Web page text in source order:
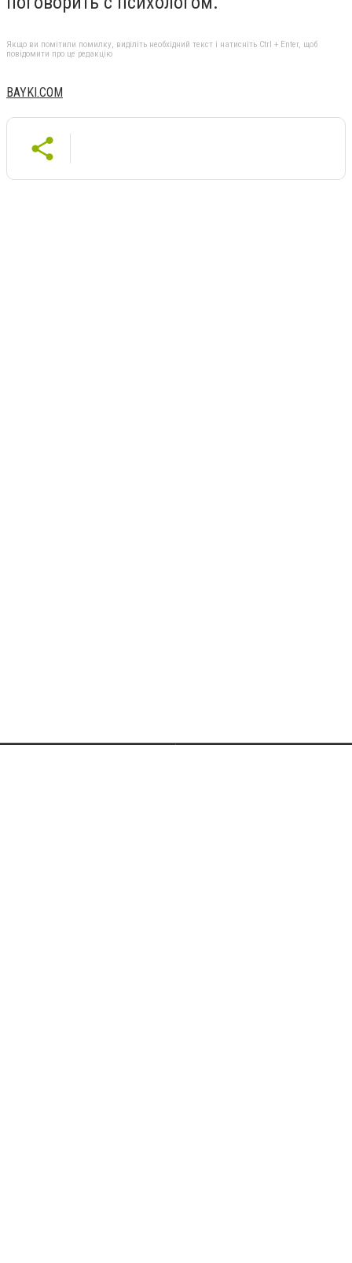
Якщо ви помітили помилку, виділіть необхідний текст і натисніть Ctrl + Enter, щоб
повідомити про це редакцію
BAYKI.COM